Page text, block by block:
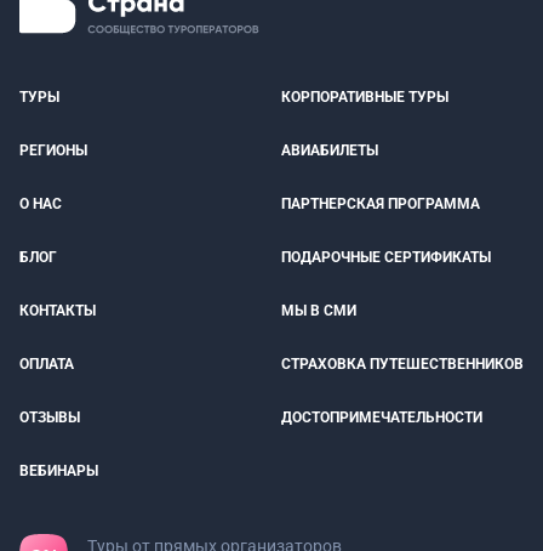
ТУРЫ КОРПОРАТИВНЫЕ ТУРЫ
РЕГИОНЫ АВИАБИЛЕТЫ
О НАС ПАРТНЕРСКАЯ ПРОГРАММА
БЛОГ ПОДАРОЧНЫЕ СЕРТИФИКАТЫ
КОНТАКТЫ МЫ В СМИ
ОПЛАТА СТРАХОВКА ПУТЕШЕСТВЕННИКОВ
ОТЗЫВЫ ДОСТОПРИМЕЧАТЕЛЬНОСТИ
ВЕБИНАРЫ
Туры от прямых организаторов